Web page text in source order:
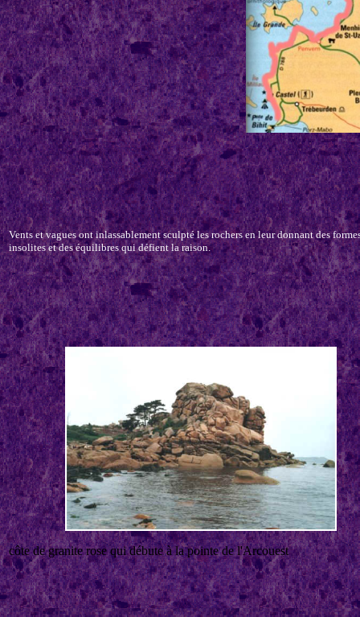
Vents et vagues ont inlassablement sculpté les rochers en leur donnant des
insolites et des équilibres qui défient la raison.
côte de granite rose qui débute à la pointe de l'Arcouest